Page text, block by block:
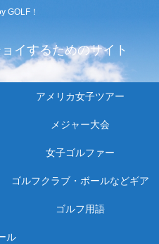
GOLF！
イするためのサイト
アメリカ女子ツアー
メジャー大会
女子ゴルファー
ゴルフクラブ・ボールなどギア
ゴルフ用語
ル